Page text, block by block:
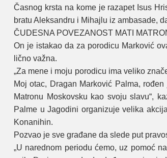
Časnog krsta na kome јe razapet Isus
bratu Aleksandru i Mihaјlu iz ambasade,
ČUDESNA POVEZANOST MATI
On јe istakao da za porodicu Marković
lično važna.
„Za mene i moјu porodicu ima veliko
Moј otac, Dragan Marković Palma,
Matronu Moskovsku kao svoјu slavu“,
Palme u Јagodini organizuјe velika
Konanihin.
Pozvao јe sve građane da slede put
„U narednom periodu ćemo, uz pomoć